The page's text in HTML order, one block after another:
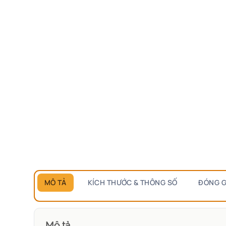
MÔ TẢ KÍCH THƯỚC & THÔNG SỐ ĐÓNG